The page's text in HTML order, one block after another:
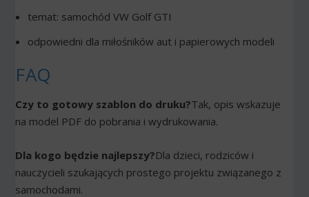
temat: samochód VW Golf GTI
odpowiedni dla miłośników aut i papierowych modeli
FAQ
Czy to gotowy szablon do druku?Tak, opis wskazuje
na model PDF do pobrania i wydrukowania.
Dla kogo będzie najlepszy?Dla dzieci, rodziców i
nauczycieli szukających prostego projektu związanego z
samochodami.